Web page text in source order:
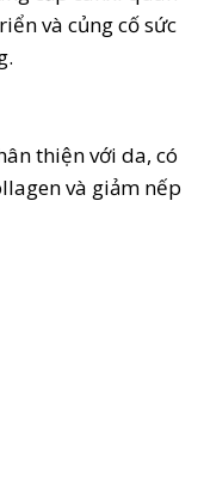
và củng cố sức
thiện với da, có
và giảm nếp